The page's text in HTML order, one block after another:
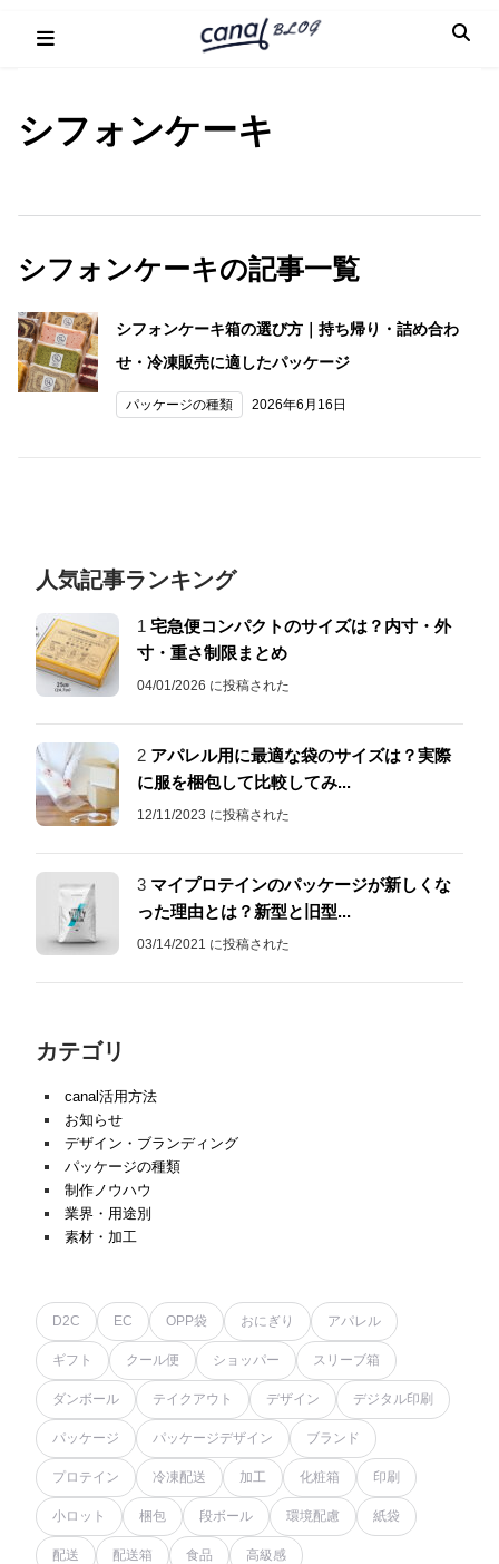
シフォンケーキ
シフォンケーキの記事一覧
シフォンケーキ箱の選び方｜持ち帰り・詰め合わ
せ・冷凍販売に適したパッケージ
パッケージの種類 2026年6月16日
人気記事ランキング
1 宅急便コンパクトのサイズは？内寸・外
寸・重さ制限まとめ
04/01/2026 に投稿された
2 アパレル用に最適な袋のサイズは？実際
に服を梱包して比較してみ...
12/11/2023 に投稿された
3 マイプロテインのパッケージが新しくな
った理由とは？新型と旧型...
03/14/2021 に投稿された
カテゴリ
canal活用方法
お知らせ
デザイン・ブランディング
パッケージの種類
制作ノウハウ
業界・用途別
素材・加工
D2C EC OPP袋 おにぎり アパレル
ギフト クール便 ショッパー スリーブ箱
ダンボール テイクアウト デザイン デジタル印刷
パッケージ パッケージデザイン ブランド
プロテイン 冷凍配送 加工 化粧箱 印刷
小ロット 梱包 段ボール 環境配慮 紙袋
配送 配送箱 食品 高級感